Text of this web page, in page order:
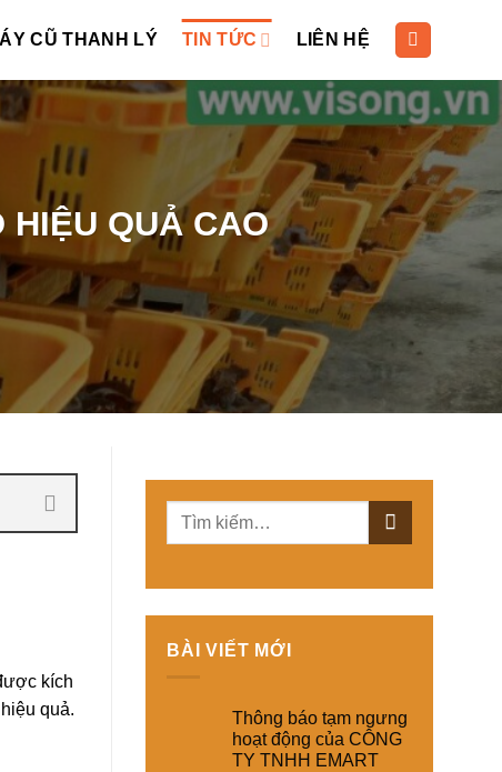
CŨ THANH LÝ TIN TỨC LIÊN HỆ
HIỆU QUẢ CAO
kích
quả.
BÀI VIẾT MỚI
Thông báo tạm ngưng
hoạt động của CÔNG
TY TNHH EMART